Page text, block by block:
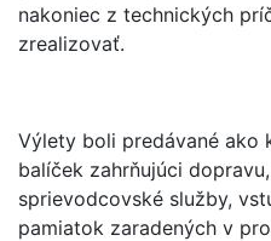
nakoniec z technických
zrealizovať.
Výlety boli predávané ako
balíček zahrňujúci dopravu,
sprievodcovské služby,
pamiatok zaradených v